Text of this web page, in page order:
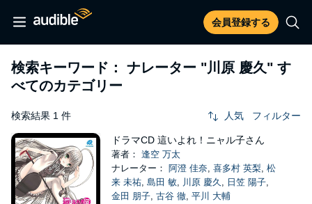
会員登録する
検索キーワード： ナレーター "川原 慶久" す
べてのカテゴリー
検索結果 1 件 人気 フィルター
ドラマCD 這いよれ！ニャル子さん
著者： 逢空 万太
ナレーター： 阿澄 佳奈, 喜多村 英梨, 松
来 未祐, 島田 敏, 川原 慶久 , 日笠 陽子,
金田 朋子, 古谷 徹, 平川 大輔